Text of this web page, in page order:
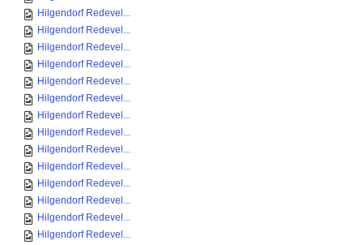
Hilgendorf Redevel...
Hilgendorf Redevel...
Hilgendorf Redevel...
Hilgendorf Redevel...
Hilgendorf Redevel...
Hilgendorf Redevel...
Hilgendorf Redevel...
Hilgendorf Redevel...
Hilgendorf Redevel...
Hilgendorf Redevel...
Hilgendorf Redevel...
Hilgendorf Redevel...
Hilgendorf Redevel...
Hilgendorf Redevel...